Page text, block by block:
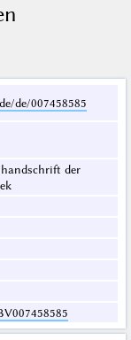
de/007458585
der